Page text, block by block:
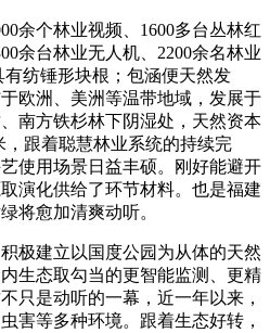
个林业视频、1600多台丛林红
余台林业无人机、2200余名林业
纺锤形块根；包涵便天然发
欧洲、美洲等温带地域，发展于
南方铁杉林下阴湿处，天然资本
，跟着聪慧林业系统的持续完
使用场景日益丰硕。刚好能避开
演化供给了环节材料。也是福建
将愈加清爽动听。
建立以国度公园为从体的天然
生态取勾当的更智能监测、更精
只是动听的一幕，近一年以来，
害等多种环境。跟着生态好转，